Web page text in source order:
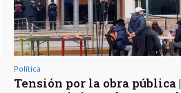
Política
Tensión por la obra pública |